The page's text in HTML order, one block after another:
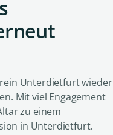
Unterdietfurt wieder
Mit viel Engagement
zu einem
in Unterdietfurt.